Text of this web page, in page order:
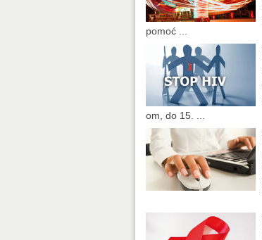
pomoć ...
om, do 15. ...